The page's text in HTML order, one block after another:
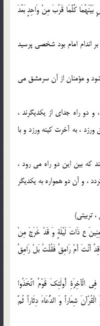
بَيْنَهُمَا كُلَّمَا قَرُبَ مِنْ وَاحِدٍ بَعُدَ
اندام امام بود شخصى پرسيد
و مؤمنان از آن سرمشق مى
دو راه جداى از يكديگرند ،
، به آخرت كينه ورزد و با
كه بين اين دو راه مى رود ،
، و آن دو همواره به يكديگر
أَمِيرَ الْمُؤْمِنِينَ ع ذَاتَ لَيْلَةٍ وَ قَدْ خَرَجَ مِنْ
أَنْتَ أَمْ رَامِقٌ فَقُلْتُ بَلْ رَامِقٌ
فِى الْآخِرَةِ أُولَئِكَ قَوْمٌ اتَّخَذُوا
شِعَاراً وَ الدُّعَاءَ دِثَاراً ثُمَّ